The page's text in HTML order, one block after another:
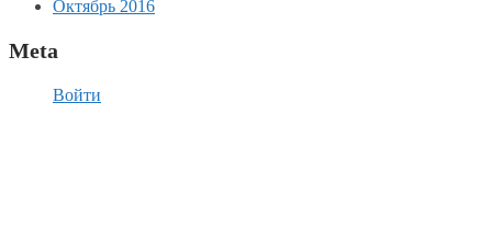
Октябрь 2016
Meta
Войти